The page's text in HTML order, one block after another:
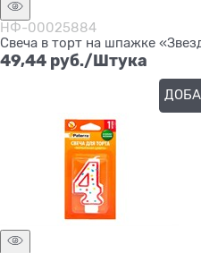
НФ-00025884
Свеча в торт на шпажке
49,44 руб./Штука